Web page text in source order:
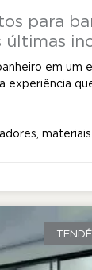
para
últimas
em um
experiência